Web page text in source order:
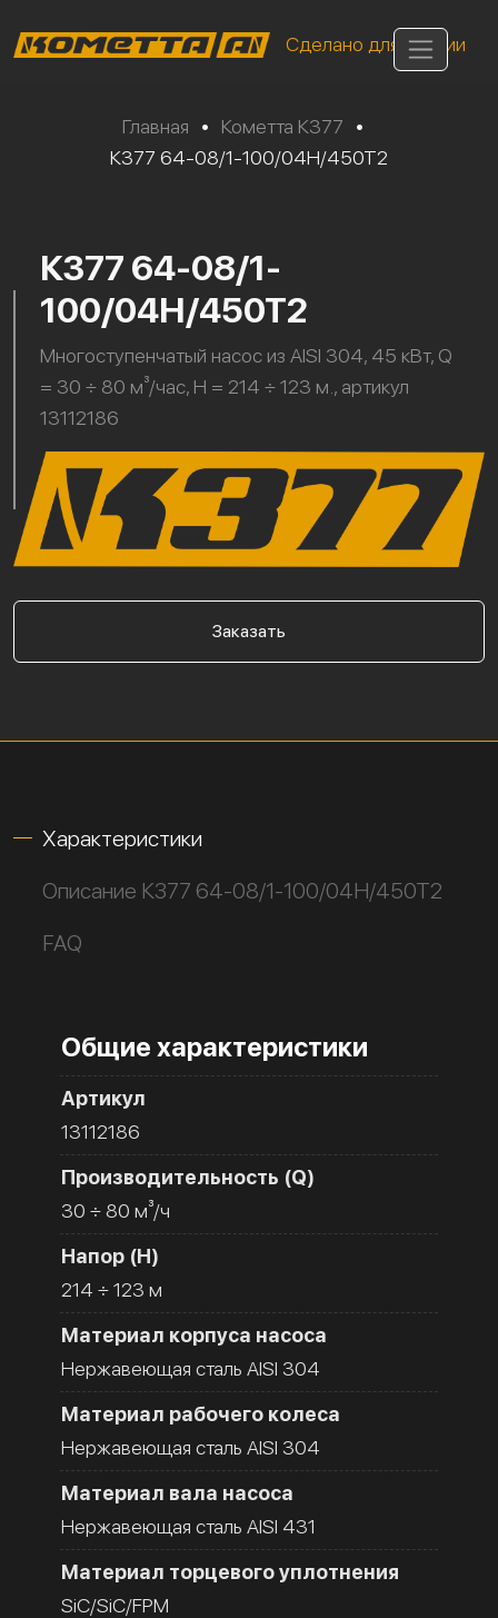
Сделано для России
Главная • Кометта К377
•
К377 64-08/1-100/04Н/450Т2
К377 64-08/1-
100/04Н/450Т2
Многоступенчатый насос из AISI 304, 45 кВт, Q
= 30 ÷ 80 м³/час, H = 214 ÷ 123 м., артикул
13112186
Заказать
Характеристики
Описание К377 64-08/1-100/04Н/450Т2
FAQ
Общие характеристики
Артикул
13112186
Производительность (Q)
30 ÷ 80 м³/ч
Напор (H)
214 ÷ 123 м
Материал корпуса насоса
Нержавеющая сталь AISI 304
Материал рабочего колеса
Нержавеющая сталь AISI 304
Материал вала насоса
Нержавеющая сталь AISI 431
Материал торцевого уплотнения
SiC/SiC/FPM